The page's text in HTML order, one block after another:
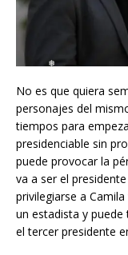
❅
❅
No es que quiera
personajes del
tiempos para
presidenciable sin
puede provocar la
va a ser el
privilegiarse a
un estadista y
el tercer presidente